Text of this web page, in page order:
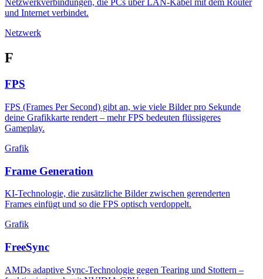
Netzwerkverbindungen, die PCs über LAN-Kabel mit dem Router
und Internet verbindet.
Netzwerk
F
FPS
FPS (Frames Per Second) gibt an, wie viele Bilder pro Sekunde
deine Grafikkarte rendert – mehr FPS bedeuten flüssigeres
Gameplay.
Grafik
Frame Generation
KI-Technologie, die zusätzliche Bilder zwischen gerenderten
Frames einfügt und so die FPS optisch verdoppelt.
Grafik
FreeSync
AMDs adaptive Sync-Technologie gegen Tearing und Stottern –